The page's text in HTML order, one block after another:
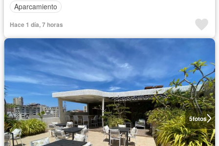
Aparcamiento
Hace 1 día, 7 horas
5fotos